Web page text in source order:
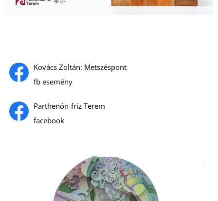
Kovács Zoltán: Metszéspont
fb esemény
Parthenón-fríz Terem
facebook